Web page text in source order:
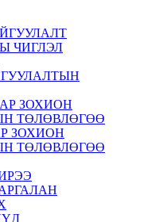
ЧИГЛЭЛ
ЗОХИОН
ТӨЛӨВЛӨГӨӨ
ЗОХИОН
ТӨЛӨВЛӨГӨӨ